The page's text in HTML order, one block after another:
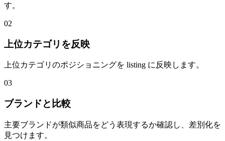
す。
02
上位カテゴリを反映
上位カテゴリのポジショニングを listing に反映します。
03
ブランドと比較
主要ブランドが類似商品をどう表現するか確認し、差別化を
見つけます。